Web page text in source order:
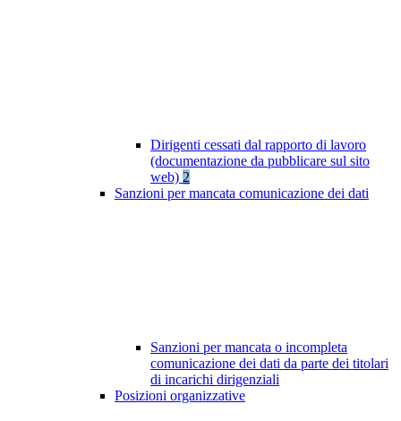
Dirigenti cessati dal rapporto di lavoro
(documentazione da pubblicare sul sito
web) 2
Sanzioni per mancata comunicazione dei dati
Sanzioni per mancata o incompleta
comunicazione dei dati da parte dei titolari
di incarichi dirigenziali
Posizioni organizzative